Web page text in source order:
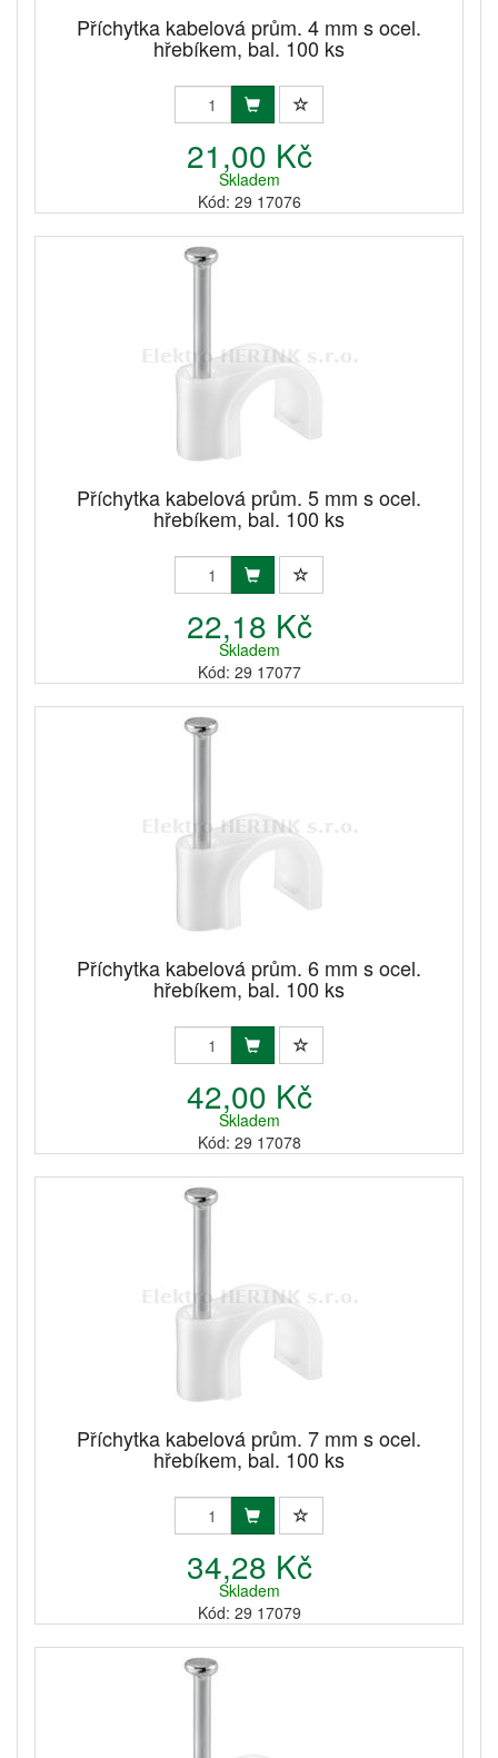
Příchytka kabelová prům. 4 mm s ocel.
hřebíkem, bal. 100 ks
21,00 Kč
Skladem
Kód: 29 17076
Příchytka kabelová prům. 5 mm s ocel.
hřebíkem, bal. 100 ks
22,18 Kč
Skladem
Kód: 29 17077
Příchytka kabelová prům. 6 mm s ocel.
hřebíkem, bal. 100 ks
42,00 Kč
Skladem
Kód: 29 17078
Příchytka kabelová prům. 7 mm s ocel.
hřebíkem, bal. 100 ks
34,28 Kč
Skladem
Kód: 29 17079